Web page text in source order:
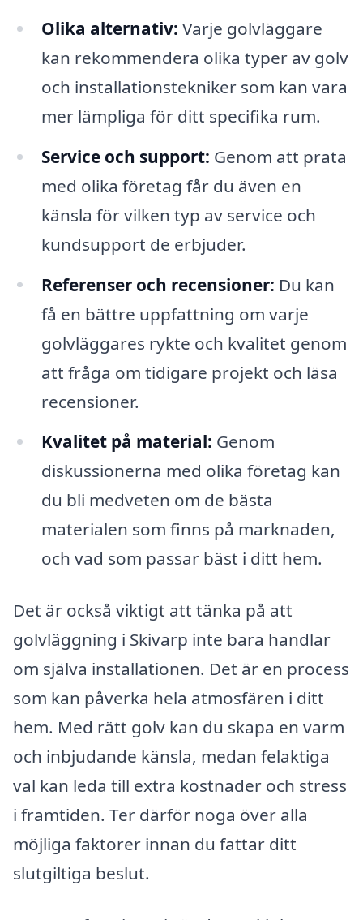
Olika alternativ: Varje golvläggare
kan rekommendera olika typer av golv
och installationstekniker som kan vara
mer lämpliga för ditt specifika rum.
Service och support: Genom att prata
med olika företag får du även en
känsla för vilken typ av service och
kundsupport de erbjuder.
Referenser och recensioner: Du kan
få en bättre uppfattning om varje
golvläggares rykte och kvalitet genom
att fråga om tidigare projekt och läsa
recensioner.
Kvalitet på material: Genom
diskussionerna med olika företag kan
du bli medveten om de bästa
materialen som finns på marknaden,
och vad som passar bäst i ditt hem.
Det är också viktigt att tänka på att
golvläggning i Skivarp inte bara handlar
om själva installationen. Det är en process
som kan påverka hela atmosfären i ditt
hem. Med rätt golv kan du skapa en varm
och inbjudande känsla, medan felaktiga
val kan leda till extra kostnader och stress
i framtiden. Ter därför noga över alla
möjliga faktorer innan du fattar ditt
slutgiltiga beslut.